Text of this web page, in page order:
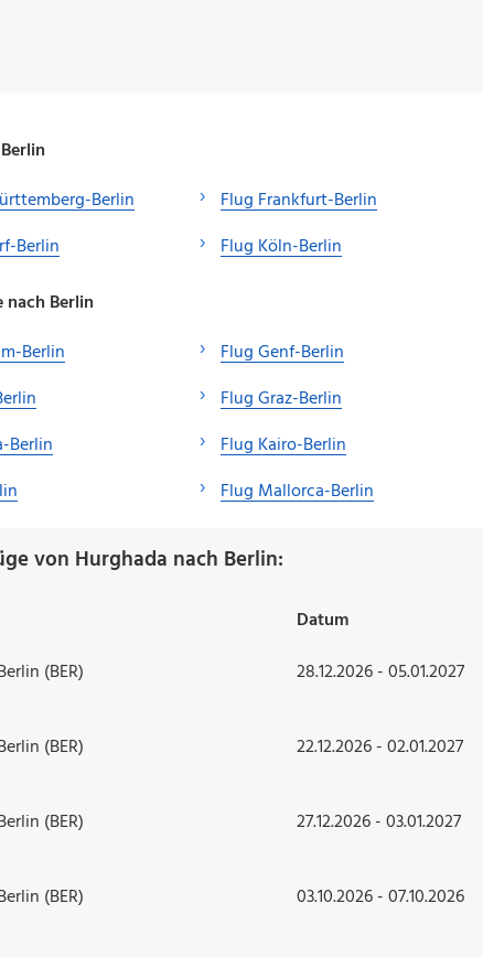
Berlin
Berlin
Flug Frankfurt-Berlin
Flug Köln-Berlin
Berlin
Berlin
Berlin
Flug Genf-Berlin
Flug Graz-Berlin
Flug Kairo-Berlin
Flug Mallorca-Berlin
von Hurghada nach Berlin:
Datum
(BER)
28.12.2026 - 05.01.2027
(BER) 22.12.2026 - 02.01.2027
(BER) 27.12.2026 - 03.01.2027
(BER) 03.10.2026 - 07.10.2026